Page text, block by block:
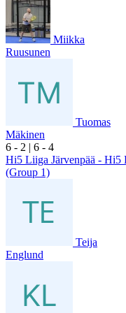
Miikka
Ruusunen
Tuomas
Mäkinen
6 - 2 | 6 - 4
Hi5 Liiga Järvenpää - Hi5
(Group 1)
Teija
Englund